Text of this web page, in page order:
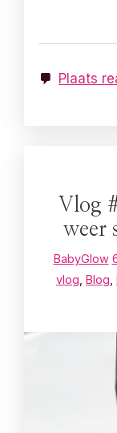
Plaats
Vlog
weer
BabyGlow
vlog Blog